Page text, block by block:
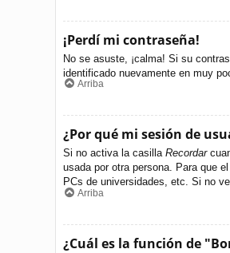
¡Perdí mi contraseña!
No se asuste, ¡calma! Si su
identificado nuevamente en muy
Arriba
¿Por qué mi sesión de
Si no activa la casilla Recordar
usada por otra persona. Para que
PCs de universidades, etc. Si no
Arriba
¿Cuál es la función de